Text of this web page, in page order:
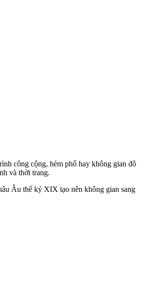
công cộng, hẻm phố hay không gian đô
và thời trang.
Âu thế kỷ XIX tạo nên không gian sang